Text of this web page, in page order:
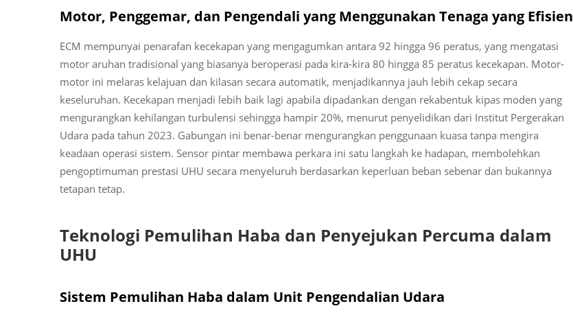
Motor, Penggemar, dan Pengendali yang Menggunakan Tenaga yang Efisien
ECM mempunyai penarafan kecekapan yang mengagumkan antara 92 hingga 96 peratus, yang mengatasi
motor aruhan tradisional yang biasanya beroperasi pada kira-kira 80 hingga 85 peratus kecekapan. Motor-
motor ini melaras kelajuan dan kilasan secara automatik, menjadikannya jauh lebih cekap secara
keseluruhan. Kecekapan menjadi lebih baik lagi apabila dipadankan dengan rekabentuk kipas moden yang
mengurangkan kehilangan turbulensi sehingga hampir 20%, menurut penyelidikan dari Institut Pergerakan
Udara pada tahun 2023. Gabungan ini benar-benar mengurangkan penggunaan kuasa tanpa mengira
keadaan operasi sistem. Sensor pintar membawa perkara ini satu langkah ke hadapan, membolehkan
pengoptimuman prestasi UHU secara menyeluruh berdasarkan keperluan beban sebenar dan bukannya
tetapan tetap.
Teknologi Pemulihan Haba dan Penyejukan Percuma dalam
UHU
Sistem Pemulihan Haba dalam Unit Pengendalian Udara